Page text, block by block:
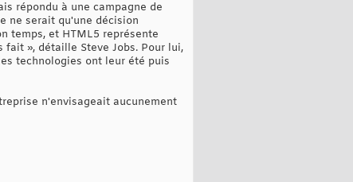
répondu à une campagne de
ne serait qu'une décision
temps, et HTML5 représente
», détaille Steve Jobs. Pour lui,
technologies ont leur été puis
n'envisageait aucunement